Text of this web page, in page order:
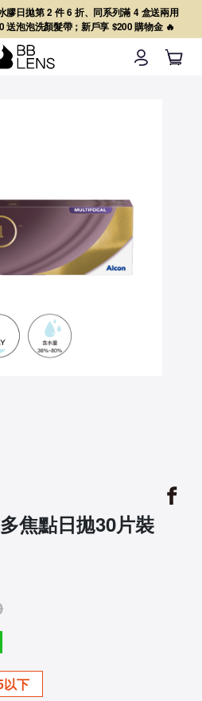
膠日拋第 2 件 6 折、同系列滿 4 盒送兩用
送泡泡洗顏髮帶；新戶享 $200 購物金 🔥
焦點日拋30片裝
以下